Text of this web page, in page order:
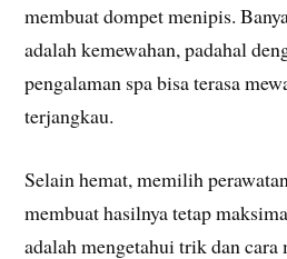
membuat dompet menipis.
adalah kemewahan, padahal
pengalaman spa bisa terasa
terjangkau.
Selain hemat, memilih
membuat hasilnya tetap
adalah mengetahui trik dan cara